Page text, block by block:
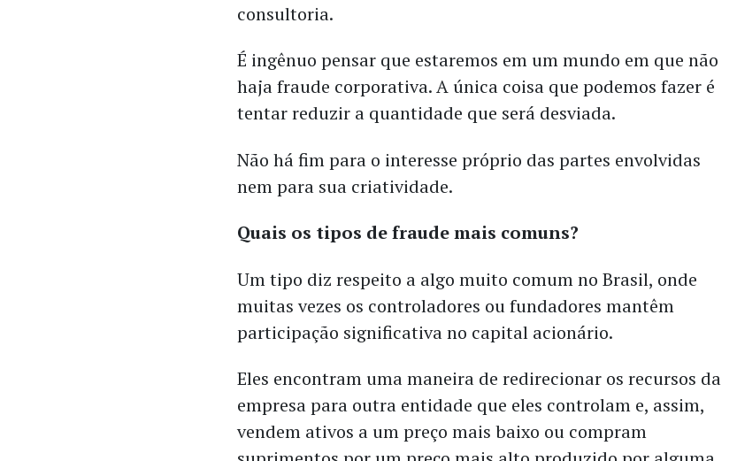
consultoria.
É ingênuo pensar que estaremos em um mundo em que não
haja fraude corporativa. A única coisa que podemos fazer é
tentar reduzir a quantidade que será desviada.
Não há fim para o interesse próprio das partes envolvidas
nem para sua criatividade.
Quais os tipos de fraude mais comuns?
Um tipo diz respeito a algo muito comum no Brasil, onde
muitas vezes os controladores ou fundadores mantêm
participação significativa no capital acionário.
Eles encontram uma maneira de redirecionar os recursos da
empresa para outra entidade que eles controlam e, assim,
vendem ativos a um preço mais baixo ou compram